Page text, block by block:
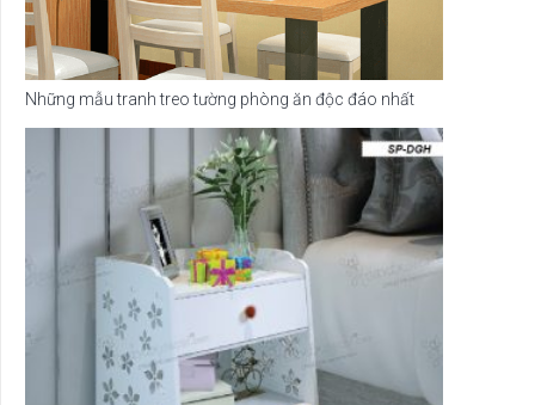
Những mẫu tranh treo tường phòng ăn độc đáo nhất